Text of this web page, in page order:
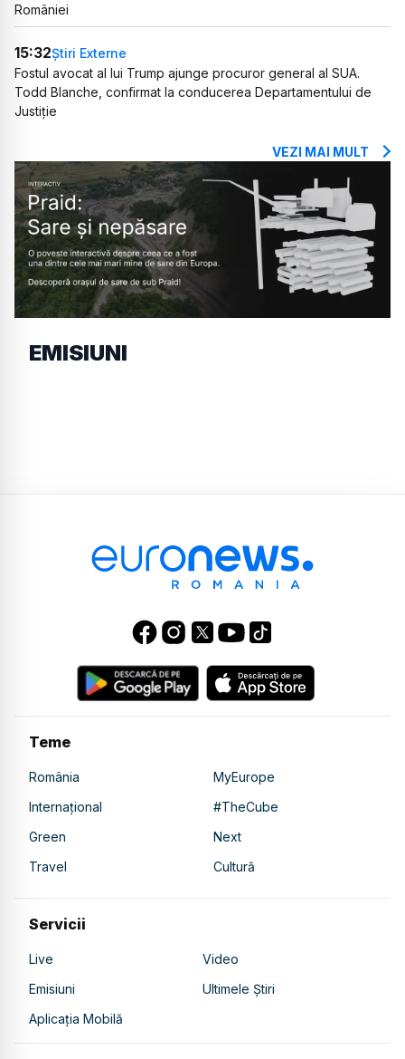
României
15:32Știri Externe
Fostul avocat al lui Trump ajunge procuror general al SUA.
Todd Blanche, confirmat la conducerea Departamentului de
Justiție
VEZI MAI MULT
EMISIUNI
Teme
România
MyEurope
Internațional
#TheCube
Green
Next
Travel
Cultură
Servicii
Live
Video
Emisiuni
Ultimele Știri
Aplicația Mobilă